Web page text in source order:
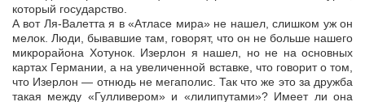
который государство.
А вот Ля-Валетта я в «Атласе мира» не нашел, слишком уж он
мелок. Люди, бывавшие там, говорят, что он не больше нашего
микрорайона Хотунок. Изерлон я нашел, но не на основных
картах Германии, а на увеличенной вставке, что говорит о том,
что Изерлон — отнюдь не мегаполис. Так что же это за дружба
такая между «Гулливером» и «лилипутами»? Имеет ли она